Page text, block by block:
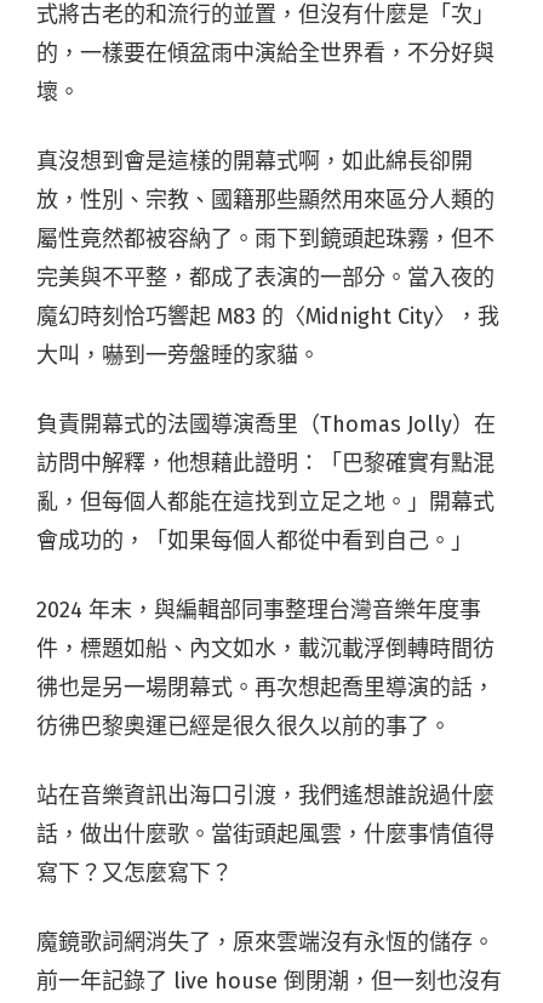
式將古老的和流行的並置，但沒有什麼是「次」
的，一樣要在傾盆雨中演給全世界看，不分好與
壞。
真沒想到會是這樣的開幕式啊，如此綿長卻開
放，性別、宗教、國籍那些顯然用來區分人類的
屬性竟然都被容納了。雨下到鏡頭起珠霧，但不
完美與不平整，都成了表演的一部分。當入夜的
魔幻時刻恰巧響起 M83 的〈Midnight City〉，我
大叫，嚇到一旁盤睡的家貓。
負責開幕式的法國導演喬里（Thomas Jolly）在
訪問中解釋，他想藉此證明：「巴黎確實有點混
亂，但每個人都能在這找到立足之地。」開幕式
會成功的，「如果每個人都從中看到自己。」
2024 年末，與編輯部同事整理台灣音樂年度事
件，標題如船、內文如水，載沉載浮倒轉時間彷
彿也是另一場閉幕式。再次想起喬里導演的話，
彷彿巴黎奧運已經是很久很久以前的事了。
站在音樂資訊出海口引渡，我們遙想誰說過什麼
話，做出什麼歌。當街頭起風雲，什麼事情值得
寫下？又怎麼寫下？
魔鏡歌詞網消失了，原來雲端沒有永恆的儲存。
前一年記錄了 live house 倒閉潮，但一刻也沒有